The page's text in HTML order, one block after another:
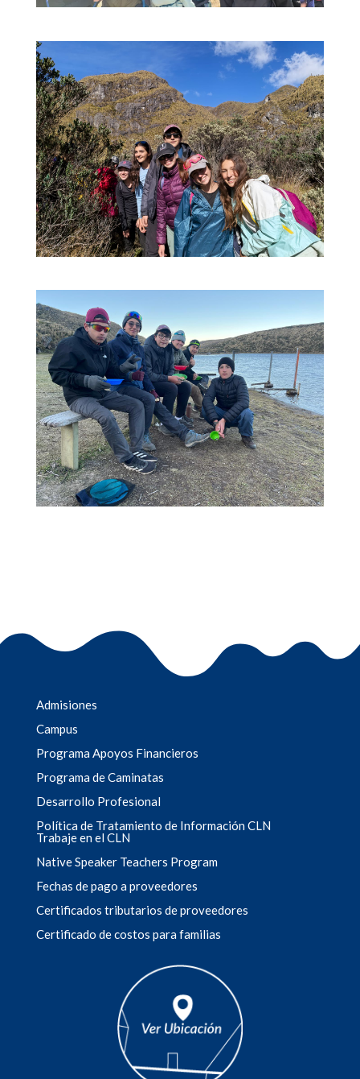
Admisiones
Campus
Programa Apoyos Financieros
Programa de Caminatas
Desarrollo Profesional
Política de Tratamiento de Información CLN
Trabaje en el CLN
Native Speaker Teachers Program
Fechas de pago a proveedores
Certificados tributarios de proveedores
Certificado de costos para familias